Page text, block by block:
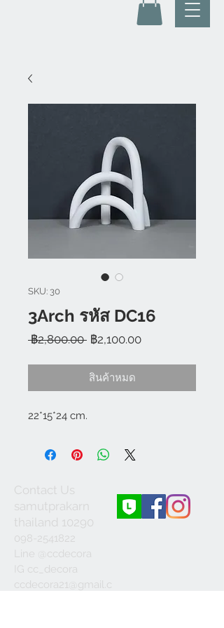
SKU: 30
3Arch รหัส DC16
฿2,800.00 ราคา
฿2,100.00ราคา
สินค้าหมด
22*15*24 cm.
Contact Us
samutprakarn
thailand 10290
098-2541822
Line @ccdecora
IG cc_decora
ccdecora21@gmail.c